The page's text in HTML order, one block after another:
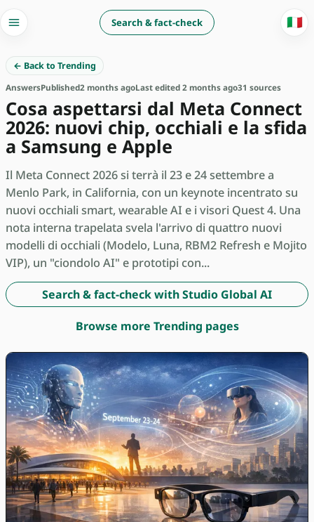
Search & fact-check 🇮🇹
← Back to Trending
AnswersPublished2 months agoLast edited 2 months ago31 sources
Cosa aspettarsi dal Meta Connect
2026: nuovi chip, occhiali e la sfida
a Samsung e Apple
Il Meta Connect 2026 si terrà il 23 e 24 settembre a
Menlo Park, in California, con un keynote incentrato su
nuovi occhiali smart, wearable AI e i visori Quest 4. Una
nota interna trapelata svela l'arrivo di quattro nuovi
modelli di occhiali (Modelo, Luna, RBM2 Refresh e Mojito
VIP), un "ciondolo AI" e prototipi con...
Search & fact-check with Studio Global AI
Browse more Trending pages